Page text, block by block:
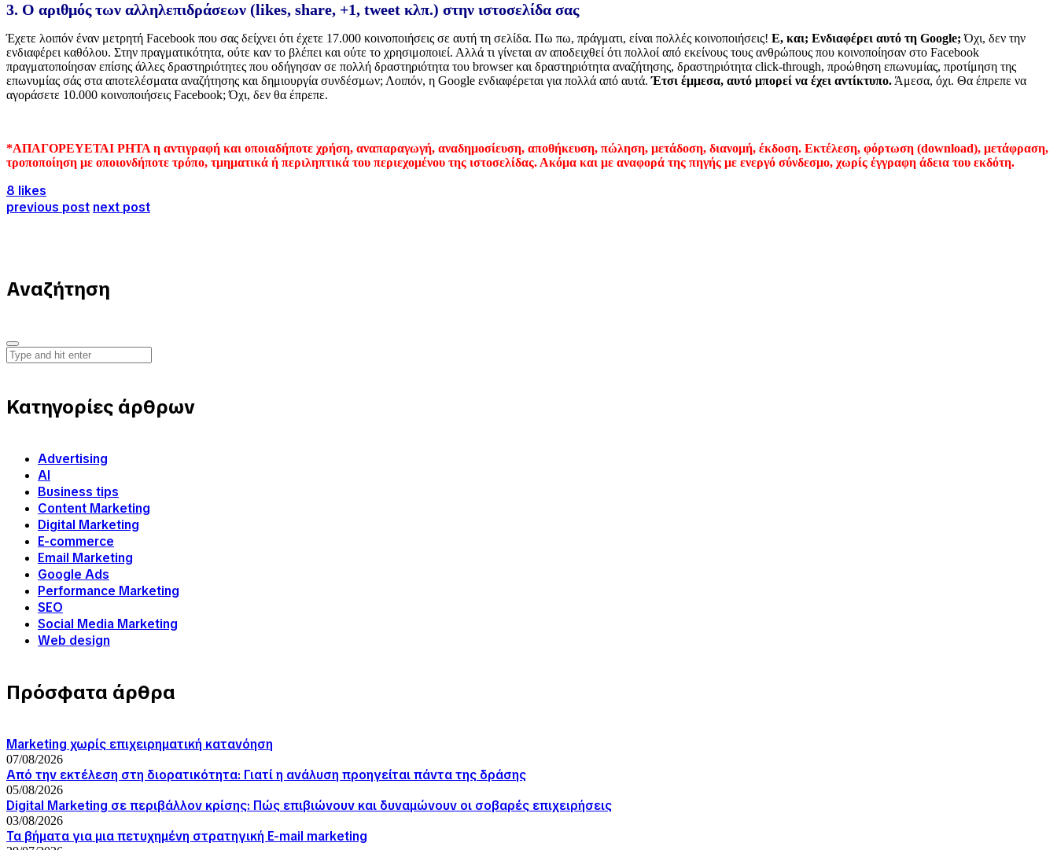
3. Ο αριθμός των αλληλεπιδράσεων (likes, share, +1, tweet κλπ.) στην ιστοσελίδα σας
Έχετε λοιπόν έναν μετρητή Facebook που σας δείχνει ότι έχετε 17.000 κοινοποιήσεις σε αυτή τη σελίδα. Πω πω, πράγματι, είναι πολλές κοινοποιήσεις! Ε, και; Ενδιαφέρει αυτό τη Google; Όχι, δεν την
ενδιαφέρει καθόλου. Στην πραγματικότητα, ούτε καν το βλέπει και ούτε το χρησιμοποιεί. Αλλά τι γίνεται αν αποδειχθεί ότι πολλοί από εκείνους τους ανθρώπους που κοινοποίησαν στο Facebook
πραγματοποίησαν επίσης άλλες δραστηριότητες που οδήγησαν σε πολλή δραστηριότητα του browser και δραστηριότητα αναζήτησης, δραστηριότητα click-through, προώθηση επωνυμίας, προτίμηση της
επωνυμίας σάς στα αποτελέσματα αναζήτησης και δημιουργία συνδέσμων; Λοιπόν, η Google ενδιαφέρεται για πολλά από αυτά.Έτσι έμμεσα, αυτό μπορεί να έχει αντίκτυπο.Άμεσα, όχι. Θα έπρεπε να
αγοράσετε 10.000 κοινοποιήσεις Facebook; Όχι, δεν θα έπρεπε.
*ΑΠΑΓΟΡΕΥΕΤΑΙ ΡΗΤΑ η αντιγραφή και οποιαδήποτε χρήση, αναπαραγωγή, αναδημοσίευση, αποθήκευση, πώληση, μετάδοση, διανομή, έκδοση. Εκτέλεση, φόρτωση (download), μετάφραση,
τροποποίηση με οποιονδήποτε τρόπο, τμηματικά ή περιληπτικά του περιεχομένου της ιστοσελίδας. Ακόμα και με αναφορά της πηγής με ενεργό σύνδεσμο, χωρίς έγγραφη άδεια του εκδότη.
8 likes
previous post next post
Αναζήτηση
Κατηγορίες άρθρων
Advertising
AI
Business tips
Content Marketing
Digital Marketing
E-commerce
Email Marketing
Google Ads
Performance Marketing
SEO
Social Media Marketing
Web design
Πρόσφατα άρθρα
Marketing χωρίς επιχειρηματική κατανόηση
07/08/2026
Από την εκτέλεση στη διορατικότητα: Γιατί η ανάλυση προηγείται πάντα της δράσης
05/08/2026
Digital Marketing σε περιβάλλον κρίσης: Πώς επιβιώνουν και δυναμώνουν οι σοβαρές επιχειρήσεις
03/08/2026
Τα βήματα για μια πετυχημένη στρατηγική E-mail marketing